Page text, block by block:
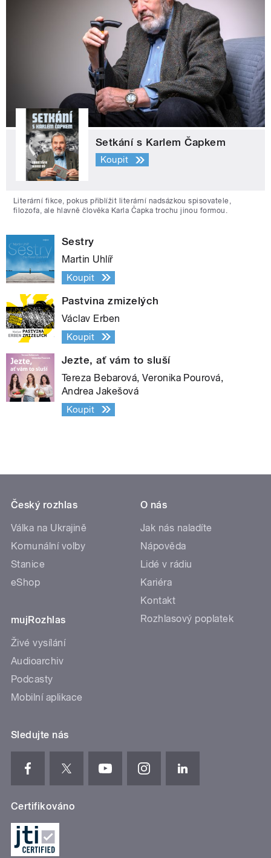
Setkání s Karlem Čapkem
Koupit
Literární fikce, pokus přiblížit literární nadsázkou spisovatele,
filozofa, ale hlavně člověka Karla Čapka trochu jinou formou.
Sestry
Martin Uhlíř
Koupit
Pastvina zmizelých
Václav Erben
Koupit
Jezte, ať vám to sluší
Tereza Bebarová, Veronika Pourová,
Andrea Jakešová
Koupit
Český rozhlas
Válka na Ukrajině
Komunální volby
Stanice
eShop
mujRozhlas
Živé vysílání
Audioarchiv
Podcasty
Mobilní aplikace
O nás
Jak nás naladíte
Nápověda
Lidé v rádiu
Kariéra
Kontakt
Rozhlasový poplatek
Sledujte nás
Certifikováno